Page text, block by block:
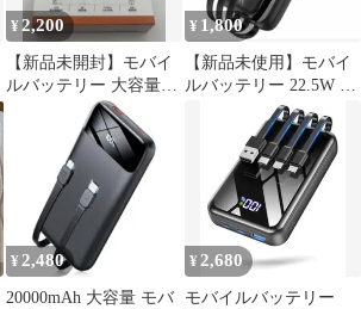
¥ 2,200
【新品未開封】モバイ
ルバッテリー 大容量
20000mAh 急速充電 コ
¥ 1,800
【新品未使用】モバイ
ルバッテリー 22.5W 急
速充電 ケーブル内蔵
¥ 2,480
20000mAh 大容量 モバ
¥2,680
モバイルバッテリー